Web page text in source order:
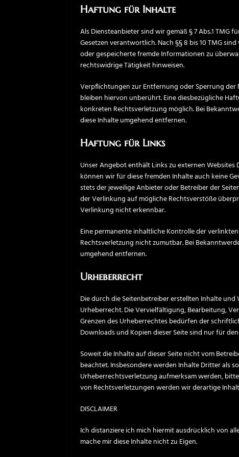
Haftung für Inhalte
Als Diensteanbieter sind wir gemäß § 7 Abs.1 TMG
Gesetzen verantwortlich. Nach §§ 8 bis 10 TMG
oder gespeicherte fremde Informationen zu
rechtswidrige Tätigkeit hinweisen.
Verpflichtungen zur Entfernung oder Sperrung
bleiben hiervon unberührt. Eine diesbezügliche
konkreten Rechtsverletzung möglich. Bei
diese Inhalte umgehend entfernen.
Haftung für Links
Unser Angebot enthält Links zu externen
können wir für diese fremden Inhalte auch keine
stets der jeweilige Anbieter oder Betreiber der
der Verlinkung auf mögliche Rechtsverstöße
Verlinkung nicht erkennbar.
Eine permanente inhaltliche Kontrolle der
Rechtsverletzung nicht zumutbar. Bei
umgehend entfernen.
Urheberrecht
Die durch die Seitenbetreiber erstellten Inhalte
Urheberrecht. Die Vervielfältigung, Bearbeitung,
Grenzen des Urheberrechtes bedürfen der
Downloads und Kopien dieser Seite sind nur für
Soweit die Inhalte auf dieser Seite nicht vom
beachtet. Insbesondere werden Inhalte Dritter als
Urheberrechtsverletzung aufmerksam werden,
von Rechtsverletzungen werden wir derartige
DISCLAIMER
Ich distanziere ich mich hiermit ausdrücklich von
mache mir diese Inhalte nicht zu Eigen.